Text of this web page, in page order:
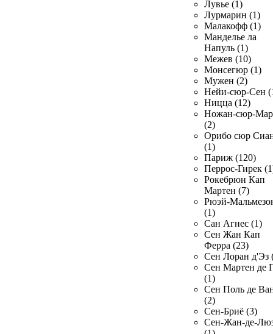
Лувье (1)
Лурмарин (1)
Малакофф (1)
Манделье ла
Напуль (1)
Межев (10)
Монсегюр (1)
Мужен (2)
Нейи-сюр-Сен
Ницца (12)
Ножан-сюр-
(2)
Орибо сюр
(1)
Париж (120)
Перрос-Гирек
Рокебрюн Кап
Мартен (7)
Рюэй-
(1)
Сан Агнес (1)
Сен Жан Кап
Ферра (23)
Сен Лоран д'Эз
Сен Мартен де
(1)
Сен Поль де
(2)
Сен-Бриё (3)
Сен-Жан-де-